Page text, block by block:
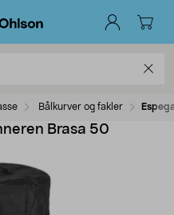
Bålkurver og fakler
Brasa 50